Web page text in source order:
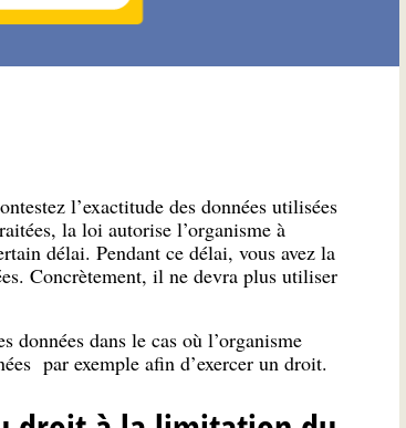
l’exactitude des données utilisées
la loi autorise l’organisme à
délai. Pendant ce délai, vous avez la
Concrètement, il ne devra plus utiliser
données dans le cas où l’organisme
par exemple afin d’exercer un droit.